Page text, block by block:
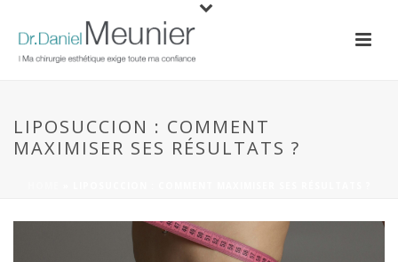
LIPOSUCCION : COMMENT
MAXIMISER SES RÉSULTATS ?